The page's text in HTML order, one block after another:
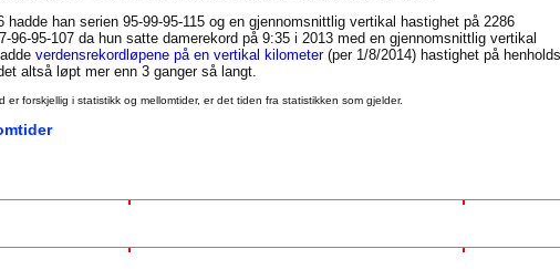
hadde han serien 95-99-95-115 og en gjennomsnittlig vertikal hastighet på 2286
96-95-107 da hun satte damerekord på 9:35 i 2013 med en gjennomsnittlig vertikal
verdensrekordløpene på en vertikal kilometer(per 1/8/2014) hastighet på
altså løpt mer enn 3 ganger så langt.
forskjellig i statistikk og mellomtider, er det tiden fra statistikken som gjelder.